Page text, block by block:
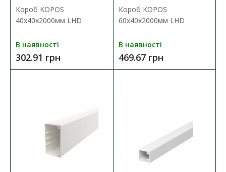
Короб KOPOS
40х40х2000мм LHD
В наявності
302.91 грн
Короб KOPOS
60х40х2000мм LHD
В наявності
469.67 грн